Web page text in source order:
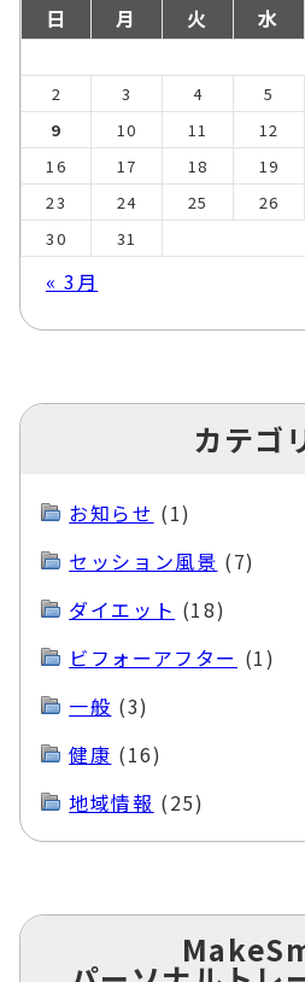
日
月 火 水
2
3 4 5
9
10 11 12
16
17 18 19
23
24 25 26
30
31
« 3月
カテゴ
お知らせ (1)
セッション風景 (7)
ダイエット (18)
ビフォーアフター (1)
一般 (3)
健康 (16)
地域情報 (25)